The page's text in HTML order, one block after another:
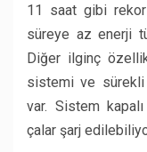
11 saat gibi
süreye az enerji
Diğer ilginç
sistemi ve sürekli
var. Sistem
çalar şarj